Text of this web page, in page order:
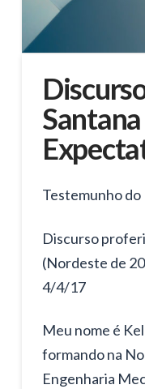
Testemunho do
Discurso
(Nordeste de
4/4/17
Meu nome é
formando na
Engenharia